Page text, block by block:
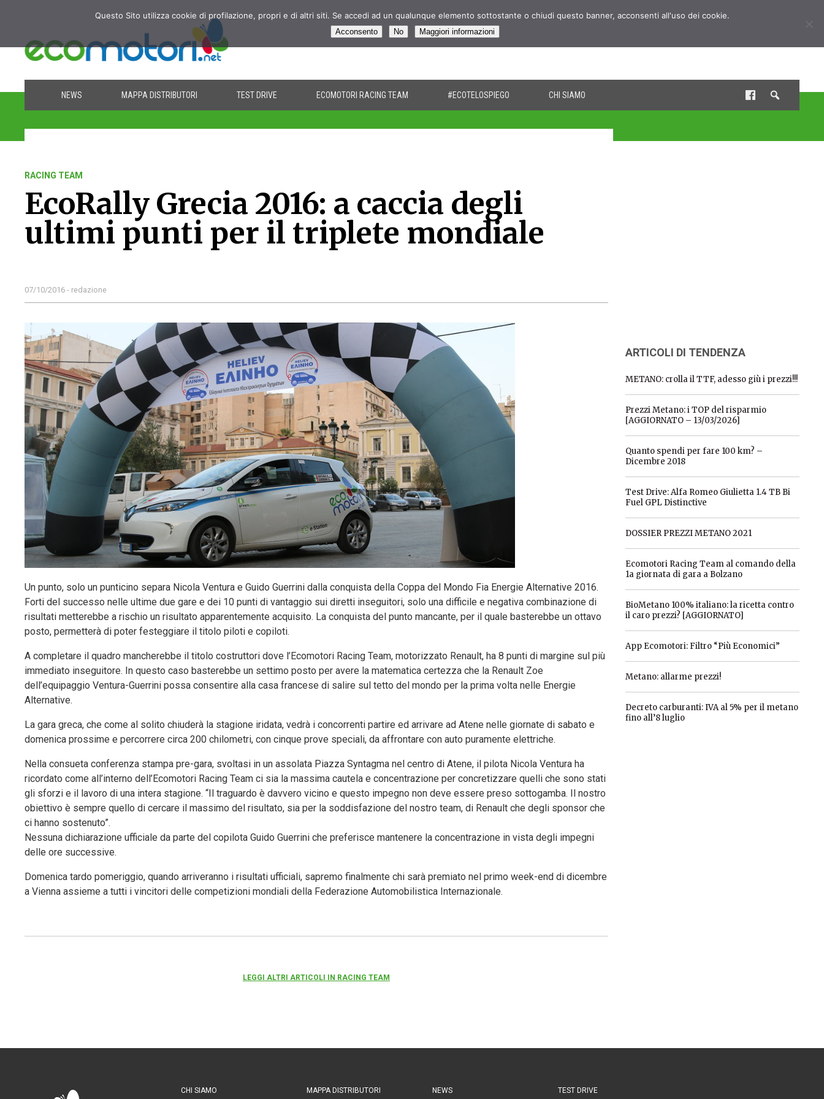
NEWS MAPPA DISTRIBUTORI TEST DRIVE ECOMOTORI RACING TEAM #ECOTELOSPIEGO CHI SIAMO
RACING TEAM
EcoRally Grecia 2016: a caccia degli
ultimi punti per il triplete mondiale
07/10/2016 - redazione
Un punto, solo un punticino separa Nicola Ventura e Guido Guerrini dalla conquista della Coppa del Mondo Fia Energie Alternative 2016.
Forti del successo nelle ultime due gare e dei 10 punti di vantaggio sui diretti inseguitori, solo una difficile e negativa combinazione di
risultati metterebbe a rischio un risultato apparentemente acquisito. La conquista del punto mancante, per il quale basterebbe un ottavo
posto, permetterà di poter festeggiare il titolo piloti e copiloti.
A completare il quadro mancherebbe il titolo costruttori dove l’Ecomotori Racing Team, motorizzato Renault, ha 8 punti di margine sul più
immediato inseguitore. In questo caso basterebbe un settimo posto per avere la matematica certezza che la Renault Zoe
dell’equipaggio Ventura-Guerrini possa consentire alla casa francese di salire sul tetto del mondo per la prima volta nelle Energie
Alternative.
La gara greca, che come al solito chiuderà la stagione iridata, vedrà i concorrenti partire ed arrivare ad Atene nelle giornate di sabato e
domenica prossime e percorrere circa 200 chilometri, con cinque prove speciali, da affrontare con auto puramente elettriche.
Nella consueta conferenza stampa pre-gara, svoltasi in un assolata Piazza Syntagma nel centro di Atene, il pilota Nicola Ventura ha
ricordato come all’interno dell’Ecomotori Racing Team ci sia la massima cautela e concentrazione per concretizzare quelli che sono stati
gli sforzi e il lavoro di una intera stagione. “Il traguardo è davvero vicino e questo impegno non deve essere preso sottogamba. Il nostro
obiettivo è sempre quello di cercare il massimo del risultato, sia per la soddisfazione del nostro team, di Renault che degli sponsor che
ci hanno sostenuto”.
Nessuna dichiarazione ufficiale da parte del copilota Guido Guerrini che preferisce mantenere la concentrazione in vista degli impegni
delle ore successive.
Domenica tardo pomeriggio, quando arriveranno i risultati ufficiali, sapremo finalmente chi sarà premiato nel primo week-end di dicembre
a Vienna assieme a tutti i vincitori delle competizioni mondiali della Federazione Automobilistica Internazionale.
LEGGI ALTRI ARTICOLI IN RACING TEAM
ARTICOLI DI TENDENZA
METANO: crolla il TTF, adesso giù i prezzi!!!
Prezzi Metano: i TOP del risparmio
[AGGIORNATO – 13/03/2026]
Quanto spendi per fare 100 km? –
Dicembre 2018
Test Drive: Alfa Romeo Giulietta 1.4 TB Bi
Fuel GPL Distinctive
DOSSIER PREZZI METANO 2021
Ecomotori Racing Team al comando della
1a giornata di gara a Bolzano
BioMetano 100% italiano: la ricetta contro
il caro prezzi? [AGGIORNATO]
App Ecomotori: Filtro “Più Economici”
Metano: allarme prezzi!
Decreto carburanti: IVA al 5% per il metano
fino all’8 luglio
CHI SIAMO MAPPA DISTRIBUTORI NEWS TEST DRIVE
Questo Sito utilizza cookie di profilazione, propri e di altri siti. Se accedi ad un qualunque elemento sottostante o chiudi questo banner, acconsenti all'uso dei cookie.
Acconsento No Maggiori informazioni